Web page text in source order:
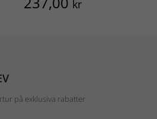
kr
på exklusiva rabatter